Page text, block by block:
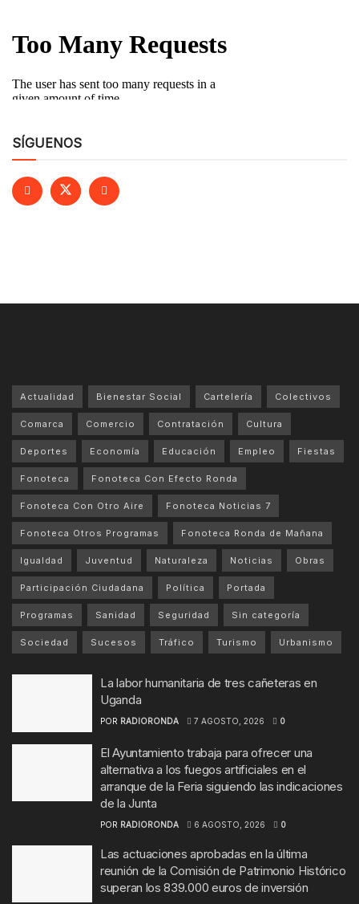
SÍGUENOS
Actualidad Bienestar Social Cartelería Colectivos
Comarca Comercio Contratación Cultura
Deportes Economía Educación Empleo Fiestas
Fonoteca Fonoteca Con Efecto Ronda
Fonoteca Con Otro Aire Fonoteca Noticias 7
Fonoteca Otros Programas Fonoteca Ronda de Mañana
Igualdad Juventud Naturaleza Noticias Obras
Participación Ciudadana Política Portada
Programas Sanidad Seguridad Sin categoría
Sociedad Sucesos Tráfico Turismo Urbanismo
La labor humanitaria de tres cañeteras en
Uganda
POR RADIORONDA 7 AGOSTO, 2026 0
El Ayuntamiento trabaja para ofrecer una
alternativa a los fuegos artificiales en el
arranque de la Feria siguiendo las indicaciones
de la Junta
POR RADIORONDA 6 AGOSTO, 2026 0
Las actuaciones aprobadas en la última
reunión de la Comisión de Patrimonio Histórico
superan los 839.000 euros de inversión